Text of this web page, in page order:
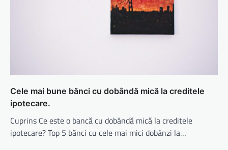
Cele mai bune bănci cu dobândă mică la creditele
ipotecare.
Cuprins Ce este o bancă cu dobândă mică la creditele
ipotecare? Top 5 bănci cu cele mai mici dobânzi la…